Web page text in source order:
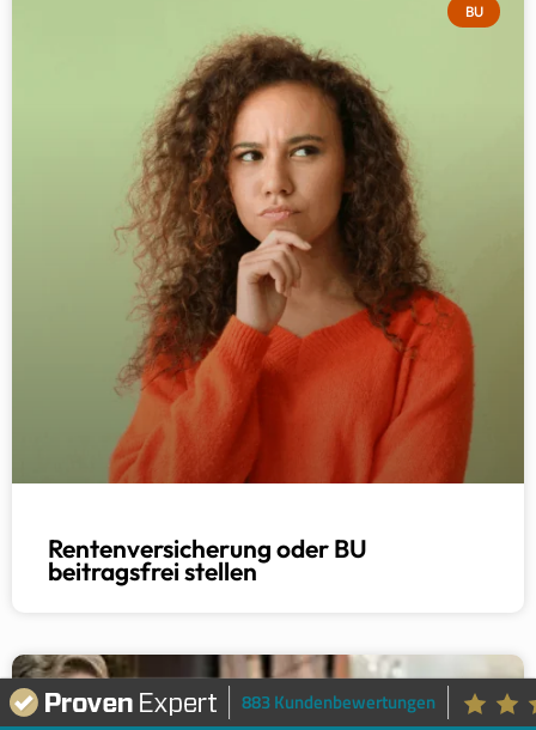
BU
Rentenversicherung oder BU
beitragsfrei stellen
BU
883 Kundenbewertungen